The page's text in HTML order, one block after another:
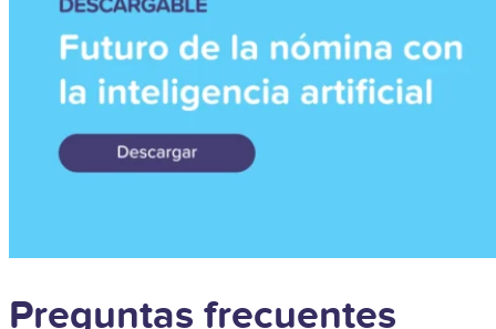
Preguntas frecuentes